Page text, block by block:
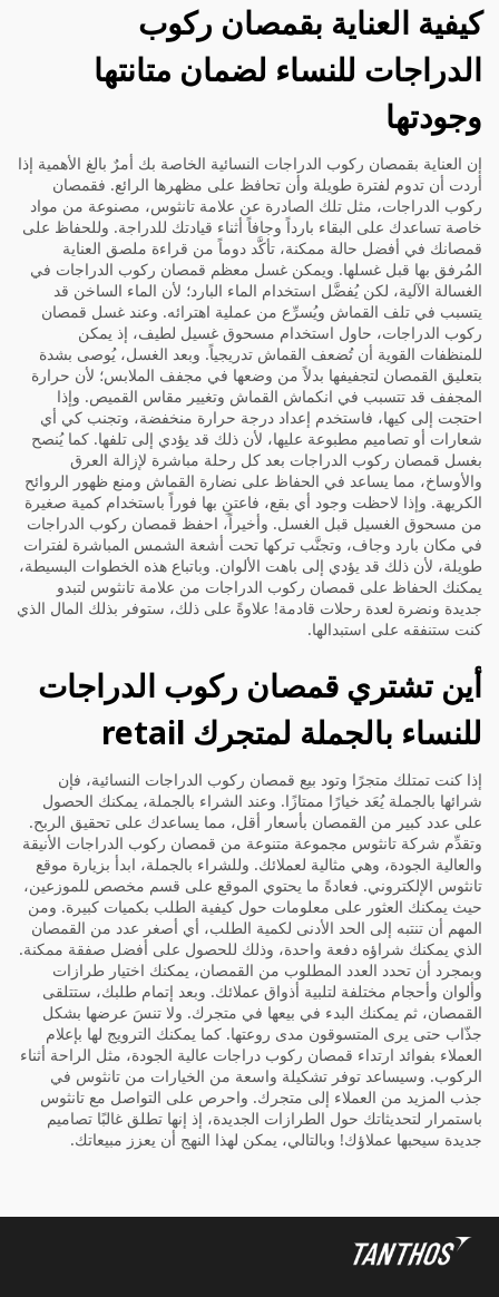
كيفية العناية بقمصان ركوب
الدراجات للنساء لضمان متانتها
وجودتها
إن العناية بقمصان ركوب الدراجات النسائية الخاصة بك أمرٌ بالغ الأهمية إذا
أردت أن تدوم لفترة طويلة وأن تحافظ على مظهرها الرائع. فقمصان
ركوب الدراجات، مثل تلك الصادرة عن علامة تانثوس، مصنوعة من مواد
خاصة تساعدك على البقاء بارداً وجافاً أثناء قيادتك للدراجة. وللحفاظ على
قمصانك في أفضل حالة ممكنة، تأكَّد دوماً من قراءة ملصق العناية
المُرفق بها قبل غسلها. ويمكن غسل معظم قمصان ركوب الدراجات في
الغسالة الآلية، لكن يُفضَّل استخدام الماء البارد؛ لأن الماء الساخن قد
يتسبب في تلف القماش ويُسرِّع من عملية اهترائه. وعند غسل قمصان
ركوب الدراجات، حاول استخدام مسحوق غسيل لطيف، إذ يمكن
للمنظفات القوية أن تُضعف القماش تدريجياً. وبعد الغسل، يُوصى بشدة
بتعليق القمصان لتجفيفها بدلاً من وضعها في مجفف الملابس؛ لأن حرارة
المجفف قد تتسبب في انكماش القماش وتغيير مقاس القميص. وإذا
احتجت إلى كيها، فاستخدم إعداد درجة حرارة منخفضة، وتجنب كي أي
شعارات أو تصاميم مطبوعة عليها، لأن ذلك قد يؤدي إلى تلفها. كما يُنصح
بغسل قمصان ركوب الدراجات بعد كل رحلة مباشرة لإزالة العرق
والأوساخ، مما يساعد في الحفاظ على نضارة القماش ومنع ظهور الروائح
الكريهة. وإذا لاحظت وجود أي بقع، فاعتنِ بها فوراً باستخدام كمية صغيرة
من مسحوق الغسيل قبل الغسل. وأخيراً، احفظ قمصان ركوب الدراجات
في مكان بارد وجاف، وتجنَّب تركها تحت أشعة الشمس المباشرة لفترات
طويلة، لأن ذلك قد يؤدي إلى باهت الألوان. وباتباع هذه الخطوات البسيطة،
يمكنك الحفاظ على قمصان ركوب الدراجات من علامة تانثوس لتبدو
جديدة ونضرة لعدة رحلات قادمة! علاوةً على ذلك، ستوفر بذلك المال الذي
كنت ستنفقه على استبدالها.
أين تشتري قمصان ركوب الدراجات
للنساء بالجملة لمتجرك retail
إذا كنت تمتلك متجرًا وتود بيع قمصان ركوب الدراجات النسائية، فإن
شرائها بالجملة يُعَد خيارًا ممتازًا. وعند الشراء بالجملة، يمكنك الحصول
على عدد كبير من القمصان بأسعار أقل، مما يساعدك على تحقيق الربح.
وتقدِّم شركة تانثوس مجموعة متنوعة من قمصان ركوب الدراجات الأنيقة
والعالية الجودة، وهي مثالية لعملائك. وللشراء بالجملة، ابدأ بزيارة موقع
تانثوس الإلكتروني. فعادةً ما يحتوي الموقع على قسم مخصص للموزعين،
حيث يمكنك العثور على معلومات حول كيفية الطلب بكميات كبيرة. ومن
المهم أن تنتبه إلى الحد الأدنى لكمية الطلب، أي أصغر عدد من القمصان
الذي يمكنك شراؤه دفعة واحدة، وذلك للحصول على أفضل صفقة ممكنة.
وبمجرد أن تحدد العدد المطلوب من القمصان، يمكنك اختيار طرازات
وألوان وأحجام مختلفة لتلبية أذواق عملائك. وبعد إتمام طلبك، ستتلقى
القمصان، ثم يمكنك البدء في بيعها في متجرك. ولا تنسَ عرضها بشكل
جذّاب حتى يرى المتسوقون مدى روعتها. كما يمكنك الترويج لها بإعلام
العملاء بفوائد ارتداء قمصان ركوب دراجات عالية الجودة، مثل الراحة أثناء
الركوب. وسيساعد توفر تشكيلة واسعة من الخيارات من تانثوس في
جذب المزيد من العملاء إلى متجرك. واحرص على التواصل مع تانثوس
باستمرار لتحديثاتك حول الطرازات الجديدة، إذ إنها تطلق غالبًا تصاميم
جديدة سيحبها عملاؤك! وبالتالي، يمكن لهذا النهج أن يعزز مبيعاتك.